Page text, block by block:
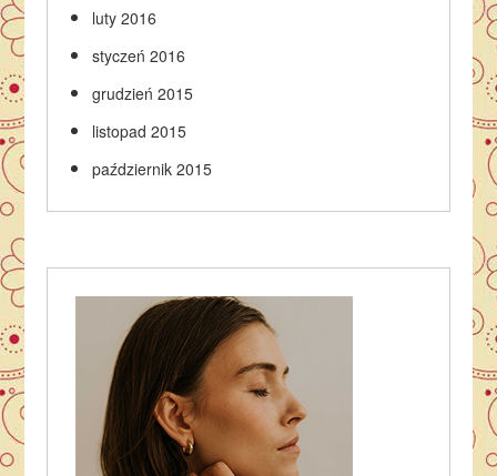
luty 2016
styczeń 2016
grudzień 2015
listopad 2015
październik 2015